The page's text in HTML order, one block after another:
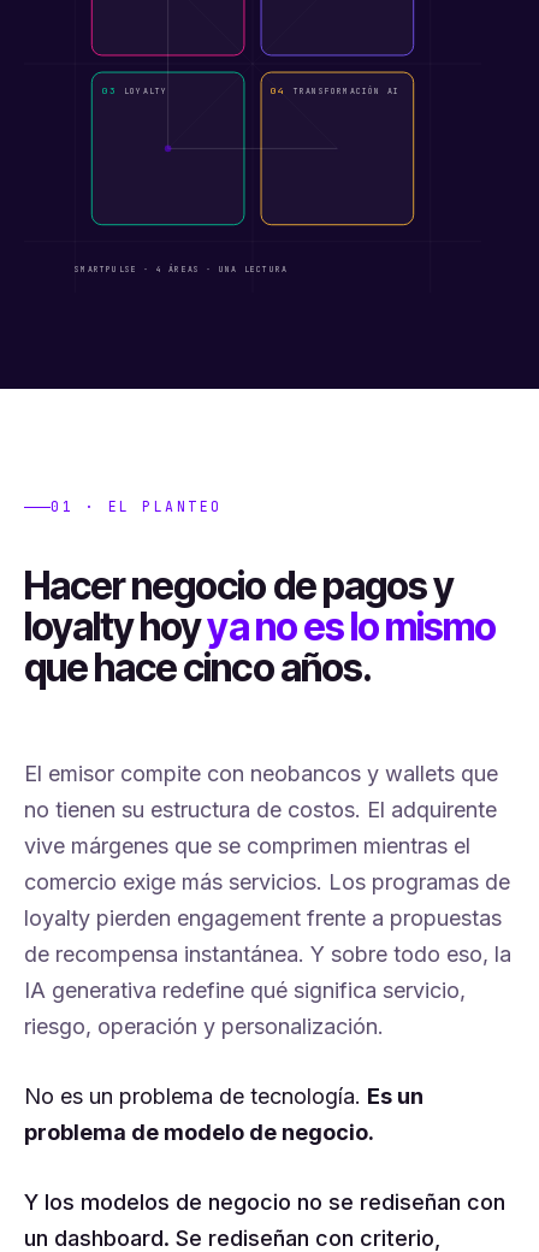
03 LOYALTY 04 TRANSFORMACIÓN AI
SMARTPULSE · 4 ÁREAS · UNA LECTURA
01 · EL PLANTEO
Hacer negocio de pagos y
loyalty hoyya no es lo mismo
que hace cinco años.
El emisor compite con neobancos y wallets que
no tienen su estructura de costos. El adquirente
vive márgenes que se comprimen mientras el
comercio exige más servicios. Los programas de
loyalty pierden engagement frente a propuestas
de recompensa instantánea. Y sobre todo eso, la
IA generativa redefine qué significa servicio,
riesgo, operación y personalización.
No es un problema de tecnología. Es un
problema de modelo de negocio.
Y los modelos de negocio no se rediseñan con
un dashboard. Se rediseñan con criterio,